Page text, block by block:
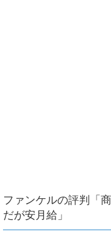
ファンケルの評判「
だが安月給」